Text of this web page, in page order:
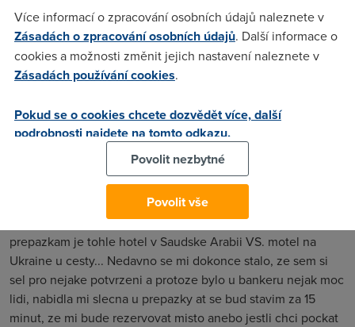
(pravda, mam jej nejdele)...
MartinCZ(4.10.2005 11:24:43)
si stezoval - vyjma poplatků. Ale hadam ze je to stejny
problem u vsech ceskych bank. Pohodli prace s uctem a
komunikace s bankerem na zelene lince 24 hodin denne je
tak uzasne pohodli, ze mi to za ty prachy skutecne stoji.
Pokud chcete levny ucet, nechodte do toho, pokud vam jde
o pohodli, eBanka je to nej. V porovnanim s temi JukeBoxy
co si z nich musi lidi tahat papirky s cisly aby mohli k
prepazkam je tohle hotel v Saudske Arabii VS. motel na
Ukraine u cesty... Nedavno se mi dokonce stalo, ze sem si
sel pro nejake potvrzeni a protoze bylo u bankeru nejak moc
lidi, nabidla mi slecna u prepazky at se bud stavim za 15
minut, ze mi bude rezervovat misto anebo jestli chci pockat
Více informací o zpracování osobních údajů naleznete v
Zásadách o zpracování osobních údajů. Další informace o
cookies a možnosti změnit jejich nastavení naleznete v
Zásadách používání cookies.
Pokud se o cookies chcete dozvědět více, další
podrobnosti najdete na tomto odkazu.
Povolit nezbytné
Povolit vše